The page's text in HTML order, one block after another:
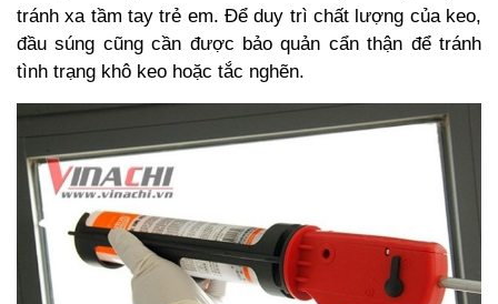
tránh xa tầm tay trẻ em. Để duy trì chất lượng của keo,
đầu súng cũng cần được bảo quản cẩn thận để tránh
tình trạng khô keo hoặc tắc nghẽn.